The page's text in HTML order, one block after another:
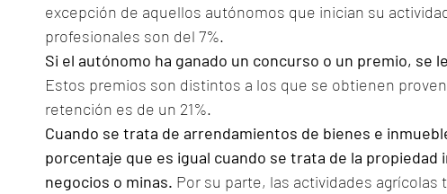
excepción de aquellos autónomos que inician su
profesionales son del 7%.
Si el autónomo ha ganado un concurso o un premio, se
Estos premios son distintos a los que se obtienen
retención es de un 21%.
Cuando se trata de arrendamientos de bienes e
porcentaje que es igual cuando se trata de la propiedad
negocios o minas. Por su parte, las actividades